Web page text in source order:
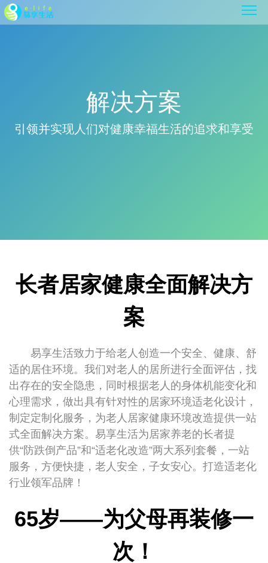
解决方案
引领并实现人们对健康幸福生活的追求和享受
长者居家健康全面解决方
案
易享生活致力于给老人创造一个安全、健康、舒
适的居住环境。我们对老人的居所进行全面评估，找
出存在的安全隐患，同时根据老人的身体机能变化和
心理需求，做出具有针对性的居家环境适老化设计，
制定定制化服务，为老人居家健康环境改造提供一站
式全面解决方案。易享生活为居家养老的长者提
供“防跌倒产品”和“适老化改造”两大系列套餐，一站
服务，方便快捷，老人安全，子女安心。打造适老化
行业领军品牌！
65岁——为父母再装修一
次！